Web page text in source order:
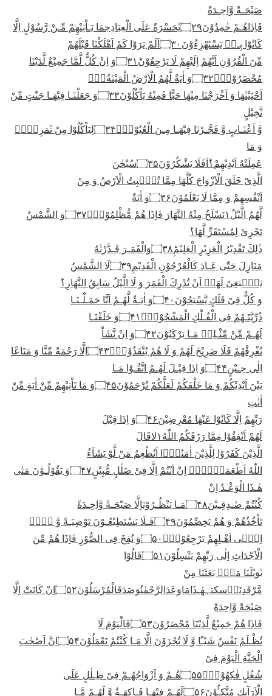
صَیْحَـةً وَّاحِـدَةً
فَاِذَاهُـمْ خٰمِدُوْنَ۝۲۹یٰحَسْرَةً عَلَى الْعِبَادِجمَا یَـاْتِیْهِمْ مِّـنْ رَّسُوْلٍ اِلَّا
كَانُوْا بِـهٖ یَسْتَهْزِءُوْنَ۝۳۰اَلَمْ یَرَوْا كَمْ اَهْلَكْنَا قَبْلَهُمْ
مِّنَ الْقُرُوْنِ اَنَّهُمْ اِلَیْهِمْ لَا یَرْجِعُوْنَؕ۝۳۱وَ اِنْ كُلٌّ لَّمَّا جَمِیْعٌ لَّدَیْنَا
مُحْضَرُوْنَ۠۝۳۲وَ اٰیَةٌ لَّهُمُ الْاَرْضُ الْمَیْتَةُ١ۖۚ
اَحْیَیْنٰهَا وَ اَخْرَجْنَا مِنْهَا حَبًّا فَمِنْهُ یَاْكُلُوْنَ۝۳۳وَ جَعَلْنَـا فِیْهَـا جَنّٰتٍ مِّنْ
نَّخِیْلٍ
وَّ اَعْنَـابٍ وَّ فَجَّـرْنَا فِیْهَـا مِـنَ الْعُیُوْنِۙ۝۳۴
لِیَاْكُلُوْا مِنْ ثَمَرِهٖ١ۙ
وَ مَا
عَمِلَتْهُ اَیْدِیْهِمْ١ؕاَفَلَا یَشْكُرُوْنَ
۝۳۵سُبْحٰنَ
الَّذِیْ خَلَقَ الْاَزْوَاجَ كُلَّهَا مِمَّا تُنْۢبِتُ الْاَرْضُ وَ مِنْ
اَنْفُسِهِمْ وَ مِمَّا لَا یَعْلَمُوْنَ۝۳۶وَ اٰیَةٌ
لَّهُمُ الَّیْلُ١نَسْلَخُ مِنْهُ النَّهَارَ فَاِذَا هُمْ مُّظْلِمُوْنَۙ
۝۳۷وَ الشَّمْسُ
تَجْرِیْ لِمُسْتَقَرٍّ لَّهَا١ؕ
ذٰلِكَ تَقْدِیْرُ الْعَزِیْزِ الْعَلِیْمِؕ۝۳۸وَالْقَمَـرَ قَـدَّرْنٰهُ
مَنَازِلَ حَتّٰى عَـادَ كَالْعُرْجُوْنِ الْقَدِیْمِ۝۳۹لَا الشَّمْسُ
یَنْۢبَغِیْ لَهَاۤ اَنْ تُدْرِكَ الْقَمَرَ وَ لَا الَّیْلُ سَابِقُ النَّهَارِ١ؕ
وَ كُلٌّ فِیْ فَلَكٍ یَّسْبَحُوْنَ۝۴۰وَ اٰیَـةٌ لَّهُـمْ اَنَّا حَمَـلْـنَـا
ذُرِّیَّتَـهُمْ فِی الْفُـلْكِ الْمَشْحُوْنِۙ۝۴۱وَ خَلَقْنَـا
لَهُـمْ مِّنْ مِّثْـلِهٖ مَـا یَرْكَبُوْنَ۝۴۲وَ اِنْ نَّشَاْ
نُغْرِقْهُمْ فَلَا صَرِیْخَ لَهُمْ وَ لَا هُمْ یُنْقَذُوْنَۙ۝۴۳اِلَّا رَحْمَةً مِّنَّا وَ مَتَاعًا
اِلٰى حِـیْنٍ۝۴۴وَ اِذَا قِیْـلَ لَهُـمُ اتَّقُـوْا مَـا
بَیْنَ اَیْدِیْكُمْ وَ مَا خَلْفَكُمْ لَعَلَّكُمْ تُرْحَمُوْنَ۝۴۵وَ مَا تَاْتِیْهِمْ مِّنْ اٰیَةٍ مِّنْ
اٰیٰتِ
رَبِّهِمْ اِلَّا كَانُوْا عَنْهَا مُعْرِضِیْنَ۝۴۶وَ اِذَا قِیْلَ
لَهُمْ اَنْفِقُوْا مِمَّا رَزَقَكُمُ اللّٰهُ١ لاقَالَ
الَّذِیْنَ كَفَرُوْا لِلَّذِیْنَ اٰمَنُوْۤا اَنُطْعِمُ مَنْ لَّوْ یَشَآءُ
اللّٰهُ اَطْعَمَهٗۤ١ۖۗ اِنْ اَنْتُمْ اِلَّا فِیْ ضَلٰلٍ مُّبِیْنٍ
۝۴۷وَ یَقُوْلُـوْنَ مَتٰى
هٰـذَا الْوَعْـدُ اِنْ
كُنْتُمْ صٰـدِقِـیْنَ۝۴۸مَـا یَنْظُـرُوْنَاِلَّا صَیْحَـةً وَّاحِـدَةً
تَاْخُذُهُمْ وَ هُمْ یَخِصِّمُوْنَ۝۴۹فَـلَا یَسْتَطِیْعُـوْنَ تَوْصِیَـةً وَّ لَاۤ
اِلٰۤى اَهْـلِهِمْ یَرْجِعُوْنَ۠۝۵۰وَ نُفِخَ فِی الصُّوْرِ فَاِذَا هُمْ مِّنَ
الْاَجْدَاثِ اِلٰى رَبِّهِمْ یَنْسِلُوْنَ۝۵۱قَالُوْا
یٰوَیْلَنَا مَنْۢ بَعَثَنَا مِنْ
مَّرْقَدِنَاسکتہهٰـذَامَاوَعَدَالرَّحْمٰنُوَصَدَقَالْمُرْسَلُوْنَ۝۵۲اِنْ كَانَتْ اِلَّا
صَیْحَةً وَّاحِدَةً
فَاِذَا هُمْ جَمِیْعٌ لَّدَیْنَا مُحْضَرُوْنَ۝۵۳فَالْیَوْمَ لَا
تُظْـلَمُ نَفْسٌ شَیْـًٔا وَّ لَا تُجْزَوْنَ اِلَّا مَـا كُنْتُمْ تَعْمَلُوْنَ۝۵۴اِنَّ اَصْحٰبَ
الْجَنَّةِ الْیَوْمَ فِیْ
شُغُلٍ فٰكِهُوْنَۚ۝۵۵هُـمْ وَ اَزْوَاجُهُـمْ فِیْ ظِـلٰلٍ عَلَى
الْاَرَآىِٕكِ مُتَّكِـُٔوْنَ۝۵۶لَهُـمْ فِیْهَـا فَـاكِهَـةٌ وَّ لَهُـمْ مَّـا